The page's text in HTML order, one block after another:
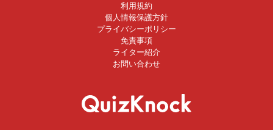
利用規約
個人情報保護方針
プライバシーポリシー
免責事項
ライター紹介
お問い合わせ